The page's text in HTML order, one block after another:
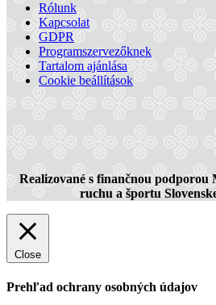
Rólunk
Kapcsolat
GDPR
Programszervezőknek
Tartalom ajánlása
Cookie beállítások
Realizované s finančnou podporou
ruchu a športu
Close
Prehľad ochrany osobných údajov